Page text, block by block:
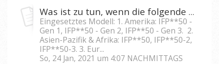
Was ist zu tun, wenn die folgende Meldung auf meinem Gerät IFP5550/IFP6550/IFP 7550/IFP8650 schreint? "Das Gerät ist gesperrt, bitte verwenden Sie die U-Scheibe zum Entsperren"?
Eingesetztes Modell: 1. Amerika: IFP**50 -
Gen 1, IFP**50 - Gen 2, IFP**50 - Gen 3. 2.
Asien-Pazifik & Afrika: IFP**50, IFP**50-2,
IFP**50-3. 3. Eur...
So, 24 Jan, 2021 um 4:07 NACHMITTAGS